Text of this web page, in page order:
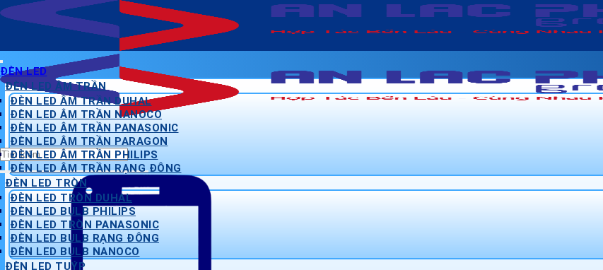
Tìm
kiếm:
ĐÈN LED
ĐÈN LED ÂM TRẦN
ĐÈN LED ÂM TRẦN DUHAL
ĐÈN LED ÂM TRẦN NANOCO
ĐÈN LED ÂM TRẦN PANASONIC
ĐÈN LED ÂM TRẦN PARAGON
ĐÈN LED ÂM TRẦN PHILIPS
ĐÈN LED ÂM TRẦN RẠNG ĐÔNG
ĐÈN LED TRÒN
ĐÈN LED TRÒN DUHAL
ĐÈN LED BULB PHILIPS
ĐÈN LED TRÒN PANASONIC
ĐÈN LED BULB RẠNG ĐÔNG
ĐÈN LED BULB NANOCO
ĐÈN LED TUÝP